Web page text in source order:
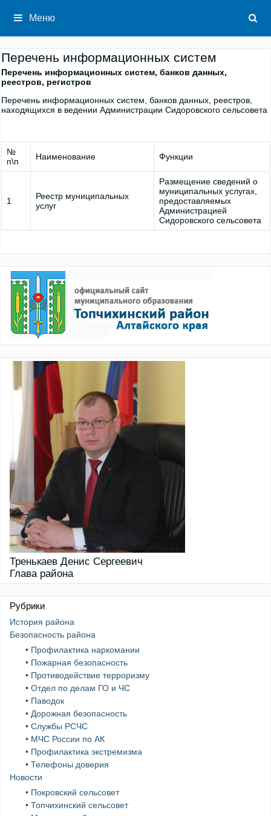
содержимому
Меню
Перечень информационных систем
Перечень информационных систем, банков данных,
реестров, регистров
Перечень информационных систем, банков данных, реестров,
находящихся в ведении Администрации Сидоровского сельсовета
№
п\п
Наименование Функции
1
Реестр муниципальных
услуг
Размещение сведений о
муниципальных услугах,
предоставляемых
Администрацией
Сидоровского сельсовета
Тренькаев Денис Сергеевич
Глава района
Рубрики
История района
Безопасность района
• Профилактика наркомании
• Пожарная безопасность
• Противодействие терроризму
• Отдел по делам ГО и ЧС
• Паводок
• Дорожная безопасность
• Службы РСЧС
• МЧС России по АК
• Профилактика экстремизма
• Телефоны доверия
Новости
• Покровский сельсовет
• Топчихинский сельсовет